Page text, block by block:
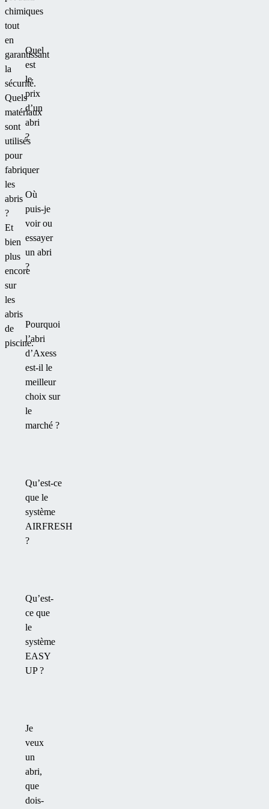
autour.
chimiques
tout
en
garantissant
la
sécurité.
Quels
matériaux
sont
utilisés
pour
fabriquer
les
abris
?
Et
bien
plus
encore
sur
les
abris
de
piscine.
Quel
est
le
prix
d’un
abri
?
Où
puis-je
voir ou
essayer
un abri
?
Pourquoi
l’abri
d’Axess
est-il le
meilleur
choix sur
le
marché ?
Qu’est-ce
que le
système
AIRFRESH
?
Qu’est-
ce que
le
système
EASY
UP ?
Je
veux
un
abri,
que
dois-